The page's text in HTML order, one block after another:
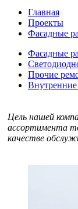
Главная
Проекты
Фасадные
Фасадные
Прочие
Цель нашей
ассортимента
качестве